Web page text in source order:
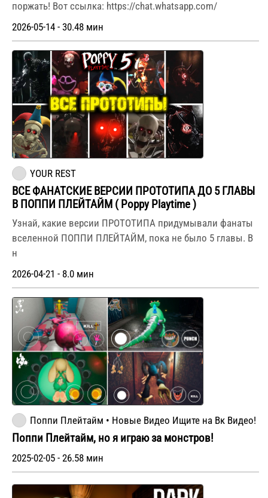
поржать! Вот ссылка: https://chat.whatsapp.com/
2026-05-14 - 30.48 мин
YOUR REST
ВСЕ ФАНАТСКИЕ ВЕРСИИ ПРОТОТИПА ДО 5 ГЛАВЫ
В ПОППИ ПЛЕЙТАЙМ ( Poppy Playtime )
Узнай, какие версии ПРОТОТИПА придумывали фанаты
вселенной ПОППИ ПЛЕЙТАЙМ, пока не было 5 главы. В
н
2026-04-21 - 8.0 мин
Поппи Плейтайм • Новые Видео Ищите на Вк Видео!
Поппи Плейтайм, но я играю за монстров!
2025-02-05 - 26.58 мин